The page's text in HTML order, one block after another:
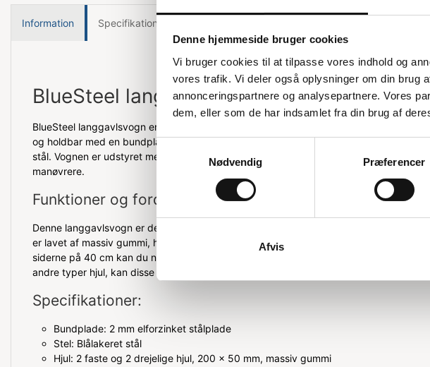
Denne hjemmeside bruger cookies
Vi bruger cookies til at tilpasse vores indhold og
vores trafik. Vi deler også oplysninger om din brug
annonceringspartnere og analysepartnere. Vores
dem, eller som de har indsamlet fra din brug af
Samtykkevalg
Nødvendig
Præferencer
Afvis
Information Specifikationer
BlueSteel langgavlsvogn
BlueSteel langgavlsvogn er en alsidig løsning til mange forskellige opgaver. Den er
og holdbar med en bundplade lavet af 2 mm elforzinket stålplade og et stel i
stål. Vognen er udstyret med både faste og drejelige hjul, som gør den nem at
manøvrere.
Funktioner og fordele
Denne langgavlsvogn er designet til at håndtere tunge belastninger op til 500 kg.
er lavet af massiv gummi, hvilket sikrer en stabil og sikker transport. Med en højde på
siderne på 40 cm kan du nemt sikre dine varer under transporten. Hvis du har brug for
andre typer hjul, kan disse tilkøbes separat.
Specifikationer:
Bundplade: 2 mm elforzinket stålplade
Stel: Blålakeret stål
Hjul: 2 faste og 2 drejelige hjul, 200 x 50 mm, massiv gummi